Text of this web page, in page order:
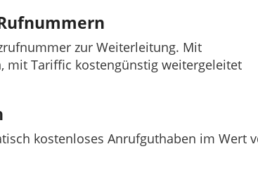
zur Weiterleitung. Mit
mit Tariffic kostengünstig weitergeleitet
kostenloses Anrufguthaben im Wert